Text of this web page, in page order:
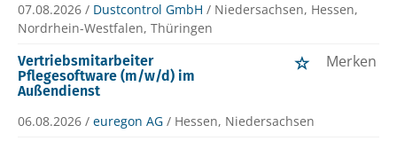
07.08.2026 / Dustcontrol GmbH / Niedersachsen, Hessen,
Nordrhein-Westfalen, Thüringen
Vertriebsmitarbeiter
Pflegesoftware (m/w/d) im
Außendienst
Merken
06.08.2026 / euregon AG / Hessen, Niedersachsen